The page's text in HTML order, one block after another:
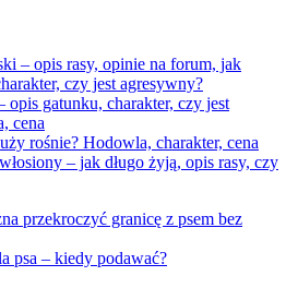
– opis rasy, opinie na forum, jak
czy jest agresywny?
opis gatunku, charakter, czy jest
cena
rośnie? Hodowla, charakter, cena
– jak długo żyją, opis rasy, czy
przekroczyć granicę z psem bez
psa – kiedy podawać?